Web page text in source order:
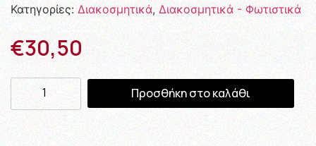
Κατηγορίες:Διακοσμητικά,Διακοσμητικά - Φωτιστικά
€30,50
Προσθήκη στο καλάθι